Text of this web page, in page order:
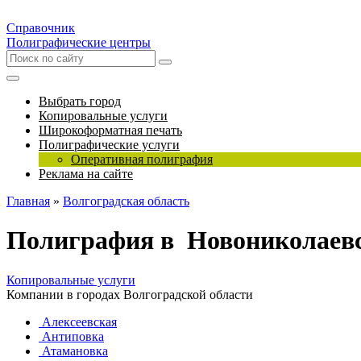
Справочник
Полиграфические центры
Выбрать город
Копировальные услуги
Широкоформатная печать
Полиграфические услуги
Оперативная полиграфия
Реклама на сайте
Главная » Волгоградская область
Полиграфия в
Копировальные услуги
Компании в городах Волгоградской области
Алексеевская
Антиповка
Атамановка